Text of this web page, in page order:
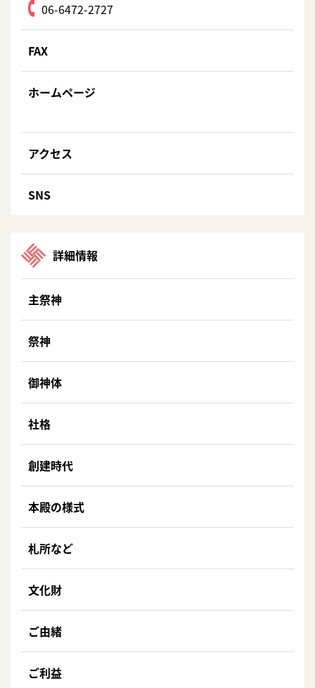
06-6472-2727
FAX
ホームページ
アクセス
SNS
詳細情報
主祭神
祭神
御神体
社格
創建時代
本殿の様式
札所など
文化財
ご由緒
ご利益